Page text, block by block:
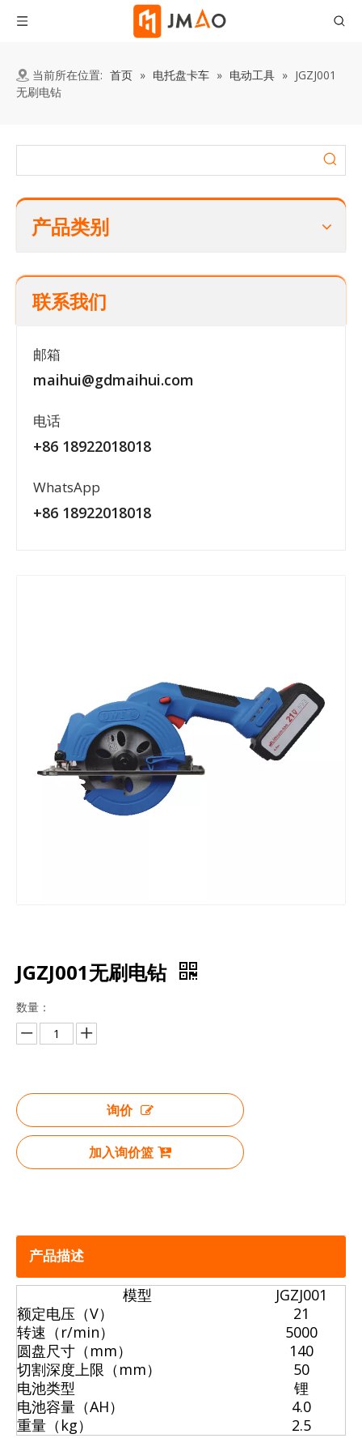
当前所在位置: 首页 » 电托盘卡车 » 电动工具 » JGZJ001
无刷电钻
产品类别
联系我们
邮箱
maihui@gdmaihui.com
电话
+86 18922018018
WhatsApp
+86 18922018018
JGZJ001无刷电钻
数量：
询价
加入询价篮
产品描述
模型
JGZJ001
额定电压（V）
21
转速（r/min）
5000
圆盘尺寸（mm）
140
切割深度上限（mm）
50
电池类型
锂
电池容量（AH）
4.0
重量（kg）
2.5